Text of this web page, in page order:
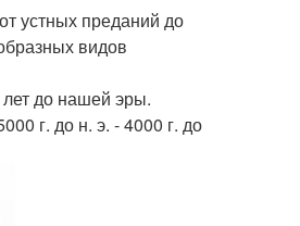
устных преданий до
видов
до нашей эры.
г. до н. э. - 4000 г. до